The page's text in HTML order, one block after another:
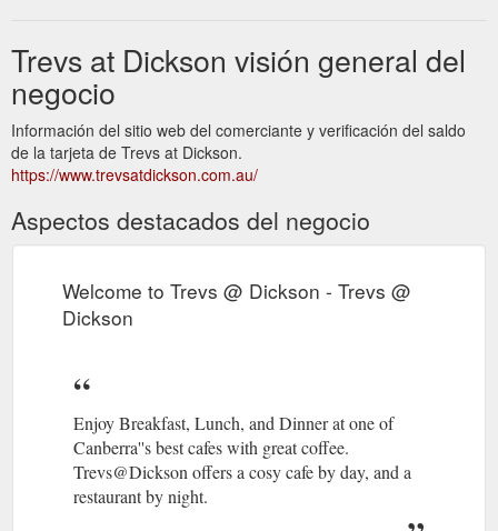
Trevs at Dickson visión general del
negocio
Información del sitio web del comerciante y verificación del saldo
de la tarjeta de Trevs at Dickson.
https://www.trevsatdickson.com.au/
Aspectos destacados del negocio
Welcome to Trevs @ Dickson - Trevs @
Dickson
Enjoy Breakfast, Lunch, and Dinner at one of
Canberra''s best cafes with great coffee.
Trevs@Dickson offers a cosy cafe by day, and a
restaurant by night.